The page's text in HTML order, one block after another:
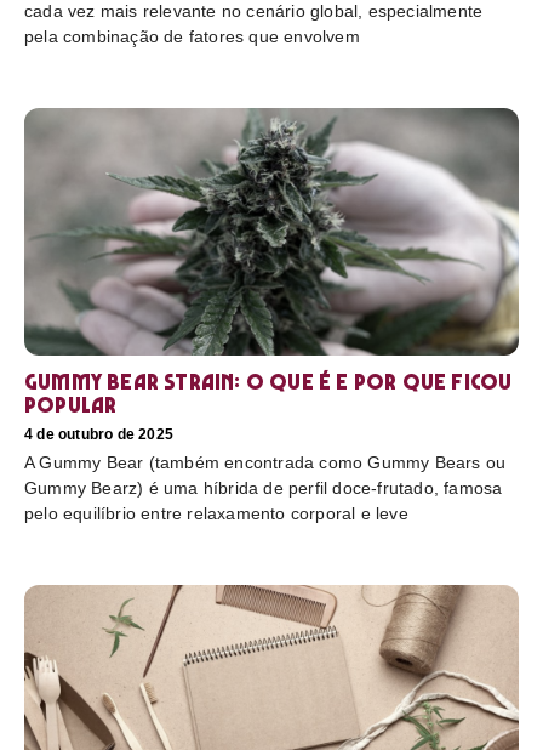
cada vez mais relevante no cenário global, especialmente
pela combinação de fatores que envolvem
Gummy Bear Strain: o que é e por que ficou
popular
4 de outubro de 2025
A Gummy Bear (também encontrada como Gummy Bears ou
Gummy Bearz) é uma híbrida de perfil doce-frutado, famosa
pelo equilíbrio entre relaxamento corporal e leve